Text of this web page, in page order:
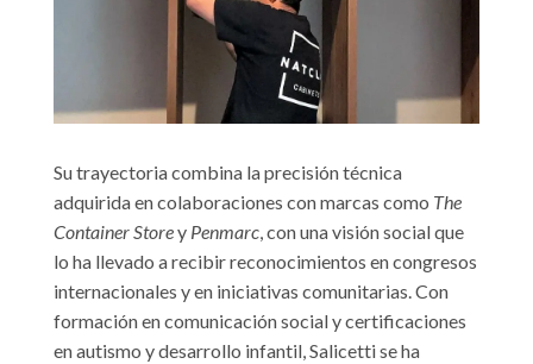
Su trayectoria combina la precisión técnica
adquirida en colaboraciones con marcas como The
Container Storey Penmarc, con una visión social que
lo ha llevado a recibir reconocimientos en congresos
internacionales y en iniciativas comunitarias. Con
formación en comunicación social y certificaciones
en autismo y desarrollo infantil, Salicetti se ha